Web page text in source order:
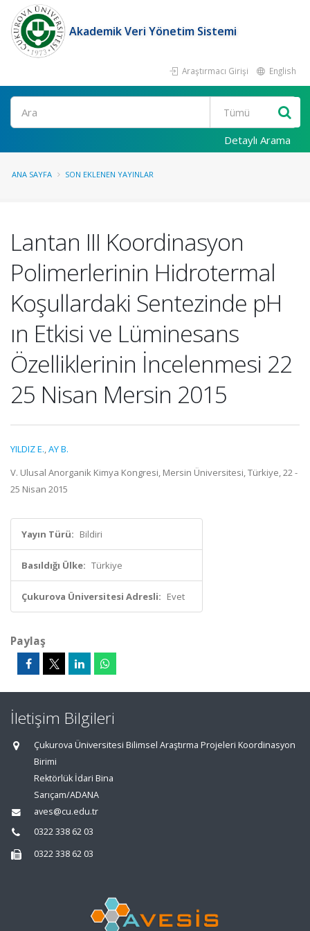
Akademik Veri Yönetim Sistemi
Araştırmacı Girişi English
Ara
Detaylı Arama
ANA SAYFA SON EKLENEN YAYINLAR
Lantan III Koordinasyon
Polimerlerinin Hidrotermal
Koşullardaki Sentezinde pH
ın Etkisi ve Lüminesans
Özelliklerinin İncelenmesi 22
25 Nisan Mersin 2015
YILDIZ E.,AY B.
V. Ulusal Anorganik Kimya Kongresi, Mersin Üniversitesi, Türkiye, 22 -
25 Nisan 2015
Yayın Türü: Bildiri
Basıldığı Ülke: Türkiye
Çukurova Üniversitesi Adresli: Evet
Paylaş
İletişim Bilgileri
Çukurova Üniversitesi Bilimsel Araştırma Projeleri Koordinasyon
Birimi
Rektörlük İdari Bina
Sarıçam/ADANA
aves@cu.edu.tr
0322 338 62 03
0322 338 62 03